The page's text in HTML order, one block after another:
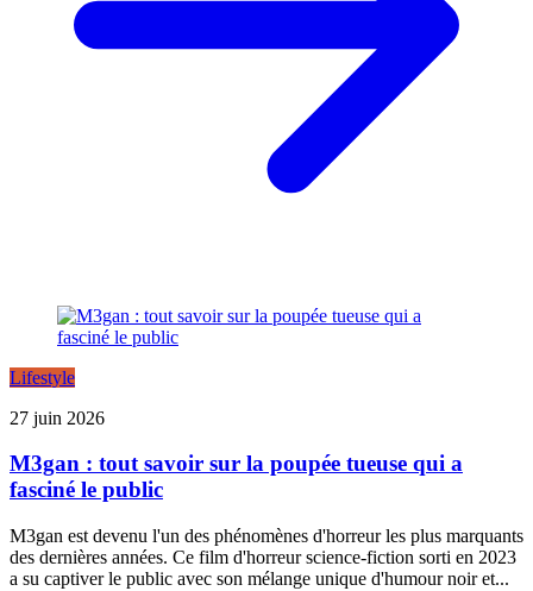
Lifestyle
27 juin 2026
M3gan : tout savoir sur la poupée tueuse qui a
fasciné le public
M3gan est devenu l'un des phénomènes d'horreur les plus marquants
des dernières années. Ce film d'horreur science-fiction sorti en 2023
a su captiver le public avec son mélange unique d'humour noir et...